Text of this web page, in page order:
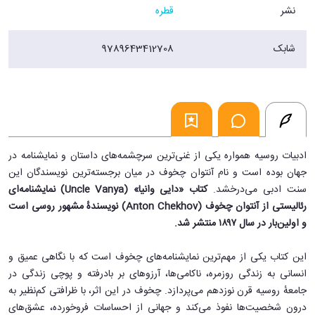
نشر قطره
شابک 9789643412708
ادبیات روسیه همواره یکی از غنی‌ترین سرچشمه‌های داستان و نمایشنامه در
جهان بوده است و نام آنتوان چخوف در میان برجسته‌ترین نویسندگان این
سنت ادبی می‌درخشد.
کتاب «دایی وانیا» (Uncle Vanya) نمایشنامه‌ای
رئالیستی از آنتوان چخوف (Anton Chekhov) نویسندهٔ مشهور روسی است
و اولین‌بار در سال ۱۸۹۷ منتشر شد.
این کتاب یکی از مهم‌ترین نمایشنامه‌های چخوف است که با نگاهی عمیق و
انسانی به زندگی روزمره، ناکامی‌ها، آرزوهای بر بادرفته و پوچی زندگی در
جامعهٔ روسیه قرن نوزدهم می‌پردازد. چخوف در این اثر، با ظرافتی کم‌نظیر به
درون شخصیت‌ها نفوذ می‌کند و جهانی از احساسات فروخورده، عشق‌های